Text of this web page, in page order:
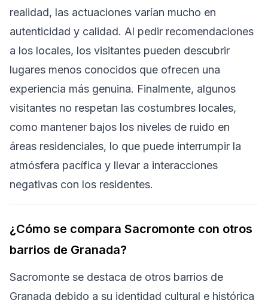
realidad, las actuaciones varían mucho en
autenticidad y calidad. Al pedir recomendaciones
a los locales, los visitantes pueden descubrir
lugares menos conocidos que ofrecen una
experiencia más genuina. Finalmente, algunos
visitantes no respetan las costumbres locales,
como mantener bajos los niveles de ruido en
áreas residenciales, lo que puede interrumpir la
atmósfera pacífica y llevar a interacciones
negativas con los residentes.
¿Cómo se compara Sacromonte con otros
barrios de Granada?
Sacromonte se destaca de otros barrios de
Granada debido a su identidad cultural e histórica